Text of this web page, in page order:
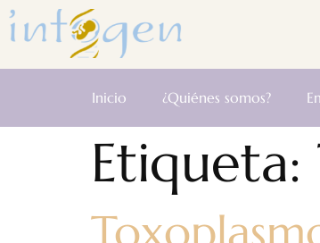
Inicio ¿Quiénes somos?
Etiqueta: